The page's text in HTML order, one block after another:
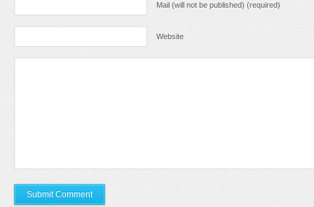
Mail (will not be published) (required)
Website